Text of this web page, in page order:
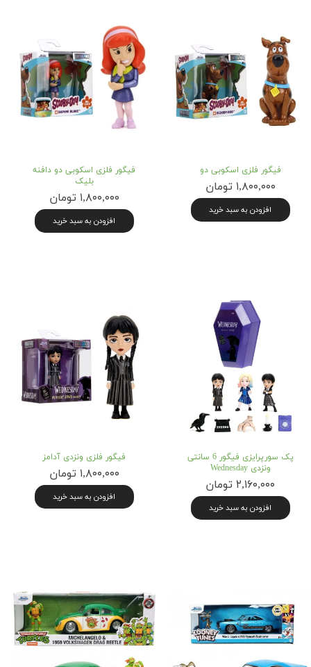
فیگور فلزی اسکوبی دو
۱,۸۰۰,۰۰۰ تومان
افزودن به سبد خرید
فیگور فلزی اسکوبی دو دافنه
بلیک
۱,۸۰۰,۰۰۰ تومان
افزودن به سبد خرید
پک سورپرایزی فیگور 6 سانتی
ونزدی Wednesday
۲,۱۶۰,۰۰۰ تومان
افزودن به سبد خرید
فیگور فلزی ونزدی آدامز
۱,۸۰۰,۰۰۰ تومان
افزودن به سبد خرید